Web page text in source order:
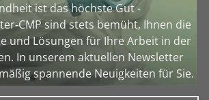
ist das höchste Gut -
sind stets bemüht, Ihnen die
und Lösungen für Ihre Arbeit in der
In unserem aktuellen Newsletter
spannende Neuigkeiten für Sie.